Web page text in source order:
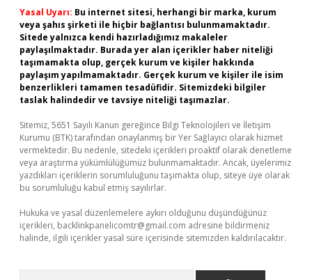
Yasal Uyarı: Bu internet sitesi, herhangi bir marka, kurum
veya şahıs şirketi ile hiçbir bağlantısı bulunmamaktadır.
Sitede yalnızca kendi hazırladığımız makaleler
paylaşılmaktadır. Burada yer alan içerikler haber niteliği
taşımamakta olup, gerçek kurum ve kişiler hakkında
paylaşım yapılmamaktadır. Gerçek kurum ve kişiler ile isim
benzerlikleri tamamen tesadüfidir. Sitemizdeki bilgiler
taslak halindedir ve tavsiye niteliği taşımazlar.
Sitemiz, 5651 Sayılı Kanun gereğince Bilgi Teknolojileri ve İletişim
Kurumu (BTK) tarafından onaylanmış bir Yer Sağlayıcı olarak hizmet
vermektedir. Bu nedenle, sitedeki içerikleri proaktif olarak denetleme
veya araştırma yükümlülüğümüz bulunmamaktadır. Ancak, üyelerimiz
yazdıkları içeriklerin sorumluluğunu taşımakta olup, siteye üye olarak
bu sorumluluğu kabul etmiş sayılırlar.
Hukuka ve yasal düzenlemelere aykırı olduğunu düşündüğünüz
içerikleri, backlinkpanelicomtr@gmail.com adresine bildirmeniz
halinde, ilgili içerikler yasal süre içerisinde sitemizden kaldırılacaktır.